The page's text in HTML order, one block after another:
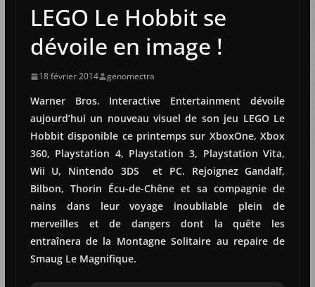
LEGO Le Hobbit se
dévoile en image !
18 février 2014 genomectra
Warner Bros. Interactive Entertainment dévoile
aujourd’hui un nouveau visuel de son jeu LEGO Le
Hobbit disponible ce printemps sur XboxOne, Xbox
360, Playstation 4, Playstation 3, Playstation Vita,
Wii U, Nintendo 3DS et PC. Rejoignez Gandalf,
Bilbon, Thorin Écu-de-Chêne et sa compagnie de
nains dans leur voyage inoubliable plein de
merveilles et de dangers dont la quête les
entraînera de la Montagne Solitaire au repaire de
Smaug Le Magnifique.